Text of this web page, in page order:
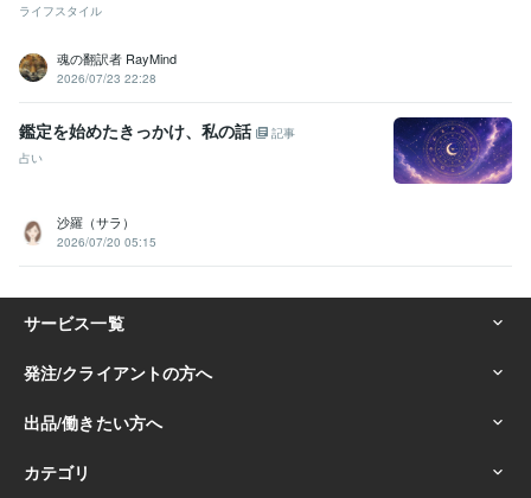
ライフスタイル
魂の翻訳者 RayMind
2026/07/23 22:28
鑑定を始めたきっかけ、私の話
記事
占い
沙羅（サラ）
2026/07/20 05:15